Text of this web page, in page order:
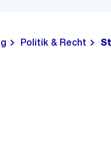
Politik & Recht